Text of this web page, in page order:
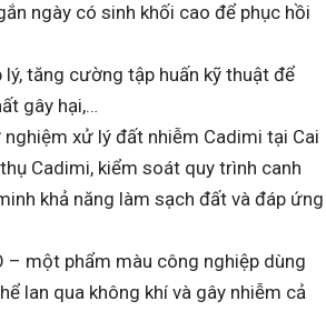
ngày có sinh khối cao để phục hồi
tăng cường tập huấn kỹ thuật để
gây hại,…
xử lý đất nhiễm Cadimi tại Cai
Cadimi, kiểm soát quy trình canh
khả năng làm sạch đất và đáp ứng
– một phẩm màu công nghiệp dùng
lan qua không khí và gây nhiễm cả